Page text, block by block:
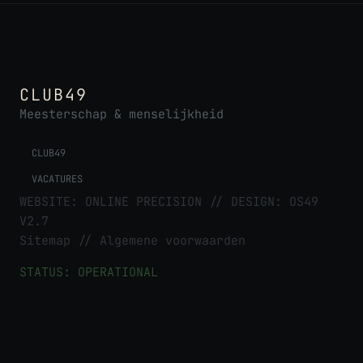
CLUB49
Meesterschap & menselijkheid
CLUB49
VACATURES
WEBSITE: ONLINE PRECISION // DESIGN: OS49
V2.7
Sitemap // Algemene voorwaarden
STATUS: OPERATIONAL